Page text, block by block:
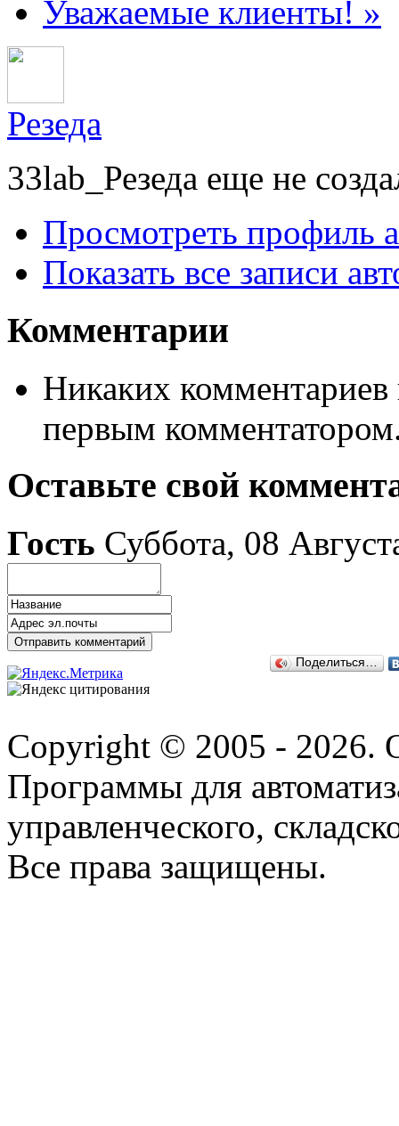
Уважаемые клиенты! »
Резеда
33lab_Резеда еще не
Просмотреть профиль
Показать все записи
Комментарии
Никаких комментариев
первым
Оставьте свой
Гость Суббота, 08
Поделиться…
Copyright © 2005 - 2026.
Программы для
управленческого,
Все права защищены.